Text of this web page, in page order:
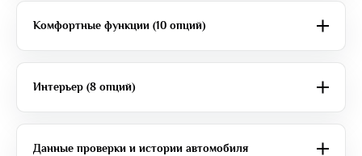
Комфортные функции (10 опций)
Интерьер (8 опций)
Данные проверки и истории автомобиля